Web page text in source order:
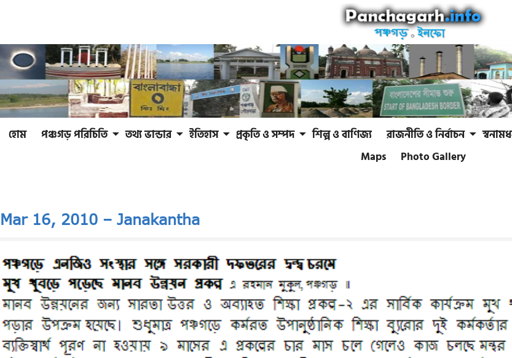
হোম পঞ্চগড় পরিচিতি তথ্য ভান্ডার ইতিহাস প্রকৃতি ও সম্পদ শিল্প ও বাণিজ্য রাজনীতি ও নির্বাচন
Maps
Photo Gallery
Mar 16, 2010 – Janakantha